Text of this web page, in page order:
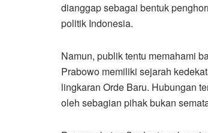
dianggap sebagai bentuk
politik Indonesia.
Namun, publik tentu memahami
Prabowo memiliki sejarah
lingkaran Orde Baru. Hubungan
oleh sebagian pihak bukan